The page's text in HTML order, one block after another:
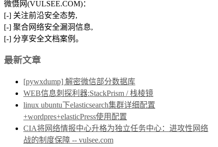
微慑网(VULSEE.COM)：
[-] 关注前沿安全态势,
[-] 聚合网络安全漏洞信息,
[-] 分享安全文档案例。
最新文章
[pywxdump] 解密微信部分数据库
WEB信息刺探利器:StackPrism / 栈棱镜
linux ubuntu下elasticsearch集群详细配置
+wordpres+elasticPress使用配置
CIA将网络情报中心升格为独立任务中心：进攻性网络
战的制度保障 -- vulsee.com